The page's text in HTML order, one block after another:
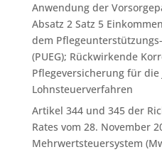
Anwendung der
Absatz 2 Satz 5
dem
(PUEG); Rückwirkende
Pflegeversicherung für die
Lohnsteuerverfahren
Artikel 344 und 345 der
Rates vom 28. November
Mehrwertsteuersystem